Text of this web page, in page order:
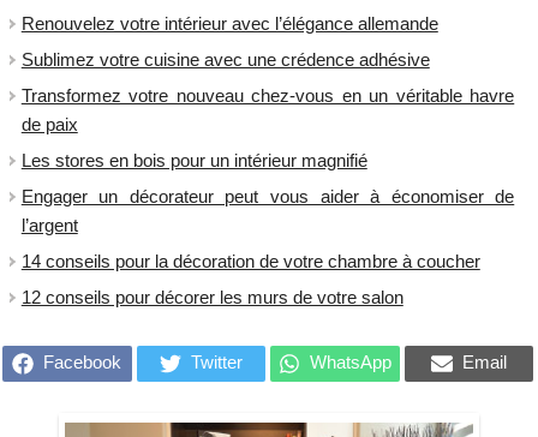
Renouvelez votre intérieur avec l’élégance allemande
Sublimez votre cuisine avec une crédence adhésive
Transformez votre nouveau chez-vous en un véritable havre
de paix
Les stores en bois pour un intérieur magnifié
Engager un décorateur peut vous aider à économiser de
l’argent
14 conseils pour la décoration de votre chambre à coucher
12 conseils pour décorer les murs de votre salon
Facebook Twitter WhatsApp Email